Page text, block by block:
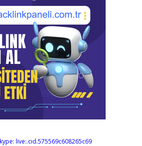
live:.cid.575569c608265c69